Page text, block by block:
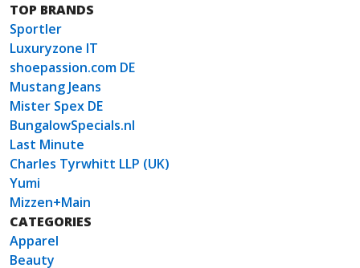
TOP BRANDS
Sportler
Luxuryzone IT
shoepassion.com DE
Mustang Jeans
Mister Spex DE
BungalowSpecials.nl
Last Minute
Charles Tyrwhitt LLP (UK)
Yumi
Mizzen+Main
CATEGORIES
Apparel
Beauty